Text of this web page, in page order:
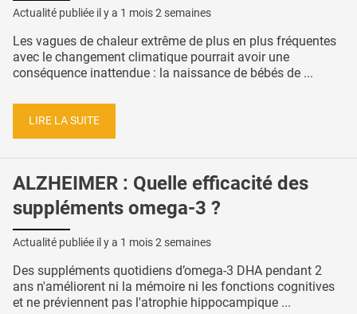
Actualité publiée il y a 1 mois 2 semaines
Les vagues de chaleur extrême de plus en plus fréquentes
avec le changement climatique pourrait avoir une
conséquence inattendue : la naissance de bébés de ...
LIRE LA SUITE
ALZHEIMER : Quelle efficacité des
suppléments omega-3 ?
Actualité publiée il y a 1 mois 2 semaines
Des suppléments quotidiens d’omega-3 DHA pendant 2
ans n'améliorent ni la mémoire ni les fonctions cognitives
et ne préviennent pas l'atrophie hippocampique ...